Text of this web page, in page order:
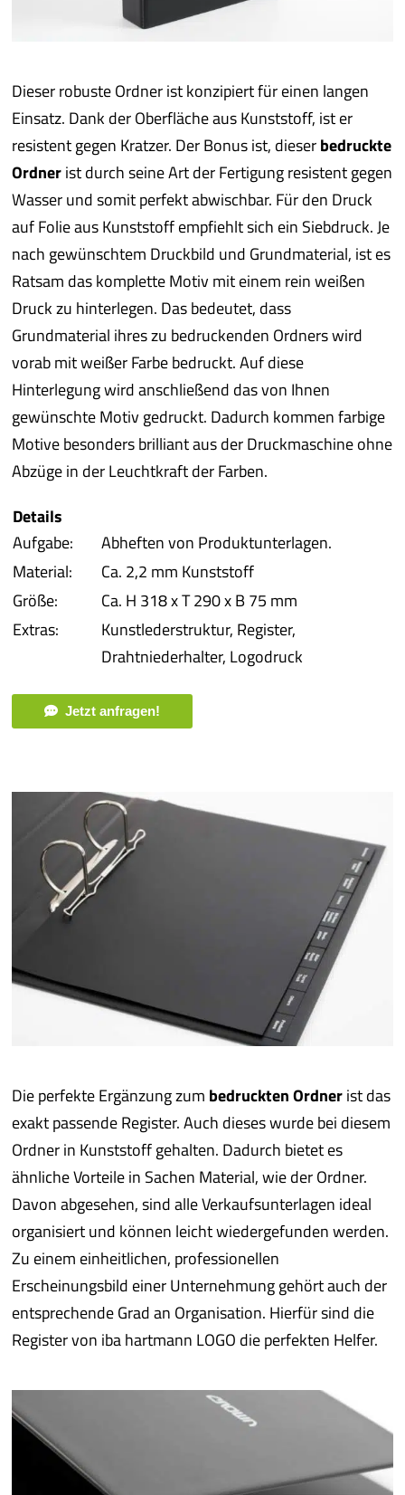
Dieser robuste Ordner ist konzipiert für einen langen
Einsatz. Dank der Oberfläche aus Kunststoff, ist er
resistent gegen Kratzer. Der Bonus ist, dieserbedruckte
Ordnerist durch seine Art der Fertigung resistent gegen
Wasser und somit perfekt abwischbar. Für den Druck
auf Folie aus Kunststoff empfiehlt sich ein Siebdruck. Je
nach gewünschtem Druckbild und Grundmaterial, ist es
Ratsam das komplette Motiv mit einem rein weißen
Druck zu hinterlegen. Das bedeutet, dass
Grundmaterial ihres zu bedruckenden Ordners wird
vorab mit weißer Farbe bedruckt. Auf diese
Hinterlegung wird anschließend das von Ihnen
gewünschte Motiv gedruckt. Dadurch kommen farbige
Motive besonders brilliant aus der Druckmaschine ohne
Abzüge in der Leuchtkraft der Farben.
Details
Aufgabe:
Abheften von Produktunterlagen.
Material:
Ca. 2,2 mm Kunststoff
Größe:
Ca. H 318 x T 290 x B 75 mm
Extras:
Kunstlederstruktur, Register,
Drahtniederhalter, Logodruck
Jetzt anfragen!
Die perfekte Ergänzung zum bedruckten Ordnerist das
exakt passende Register. Auch dieses wurde bei diesem
Ordner in Kunststoff gehalten. Dadurch bietet es
ähnliche Vorteile in Sachen Material, wie der Ordner.
Davon abgesehen, sind alle Verkaufsunterlagen ideal
organisiert und können leicht wiedergefunden werden.
Zu einem einheitlichen, professionellen
Erscheinungsbild einer Unternehmung gehört auch der
entsprechende Grad an Organisation. Hierfür sind die
Register von iba hartmann LOGO die perfekten Helfer.